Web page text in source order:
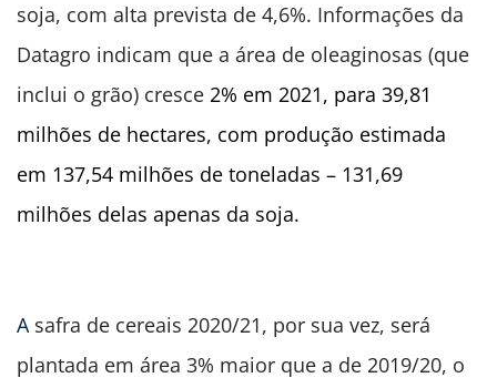
soja, com alta prevista de 4,6%. Informações da
Datagro indicam que a área de oleaginosas (que
inclui o grão) cresce 2% em 2021, para 39,81
milhões de hectares, com produção estimada
em 137,54 milhões de toneladas – 131,69
milhões delas apenas da soja.
A safra de cereais 2020/21, por sua vez, será
plantada em área 3% maior que a de 2019/20, o